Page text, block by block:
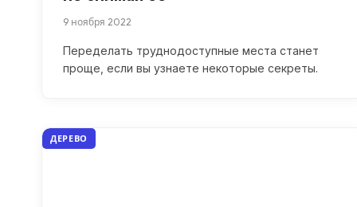
9 ноября 2022
Переделать труднодоступные места станет
проще, если вы узнаете некоторые секреты.
ДЕРЕВО